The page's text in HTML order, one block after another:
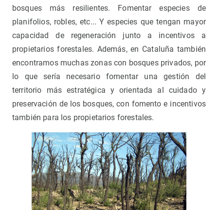
bosques más resilientes. Fomentar especies de
planifolios, robles, etc... Y especies que tengan mayor
capacidad de regeneración junto a incentivos a
propietarios forestales. Además, en Cataluña también
encontramos muchas zonas con bosques privados, por
lo que sería necesario fomentar una gestión del
territorio más estratégica y orientada al cuidado y
preservación de los bosques, con fomento e incentivos
también para los propietarios forestales.